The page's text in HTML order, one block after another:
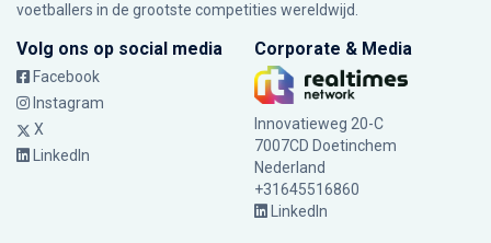
voetballers in de grootste competities wereldwijd.
Volg ons op social media
Facebook
Instagram
X
LinkedIn
Corporate & Media
Innovatieweg 20-C
7007CD Doetinchem
Nederland
+31645516860
LinkedIn